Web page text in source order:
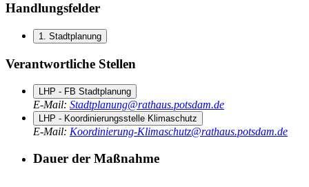
Handlungsfelder
1. Stadtplanung
Verantwortliche Stellen
LHP - FB Stadtplanung
E-Mail: Stadtplanung@rathaus.potsdam.de
LHP - Koordinierungsstelle Klimaschutz
E-Mail: Koordinierung-Klimaschutz@rathaus.potsdam.de
Dauer der Maßnahme